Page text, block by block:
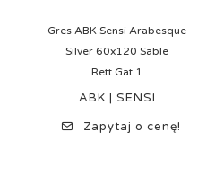
Gres ABK Sensi Arabesque
Silver 60x120 Sable
Rett.Gat.1
ABK | SENSI
Zapytaj o cenę!